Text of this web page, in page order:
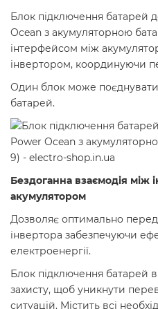
Блок підключення батарей
Ocean з акумуляторною
інтерфейсом між
інвертором, координуючи
Один блок може поєднувати
батарей.
Бездоганна взаємодія між
акумулятором
Дозволяє оптимально
інвертора забезпечуючи
електроенергії.
Блок підключення батарей
захисту, щоб уникнути
ситуацій. Містить всі